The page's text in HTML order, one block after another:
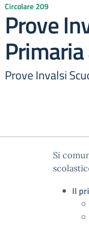
Circolare 209
Prove
Prove Invalsi
Si
II